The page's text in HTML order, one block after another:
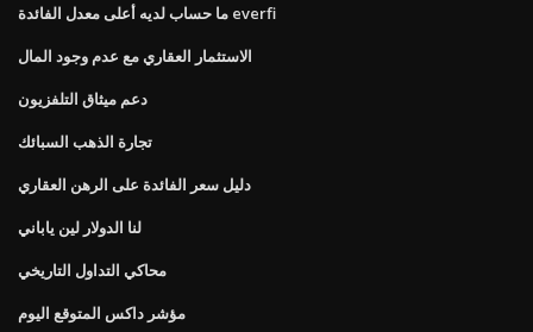
ما حساب لديه أعلى معدل الفائدة everfi
الاستثمار العقاري مع عدم وجود المال
دعم ميثاق التلفزيون
تجارة الذهب السبائك
دليل سعر الفائدة على الرهن العقاري
لنا الدولار لين ياباني
محاكي التداول التاريخي
مؤشر داكس المتوقع اليوم